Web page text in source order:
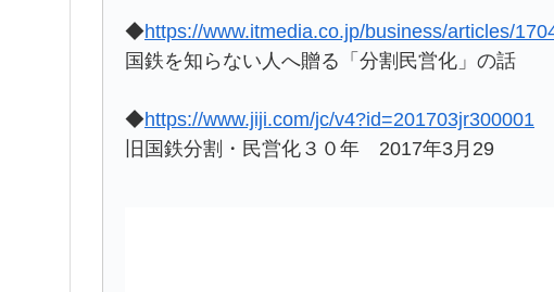
◆https://www.itmedia.co.jp/business/articles/
国鉄を知らない人へ贈る「分割民営化」の話
◆https://www.jiji.com/jc/v4?id=201703jr300001
旧国鉄分割・民営化３０年 2017年3月29